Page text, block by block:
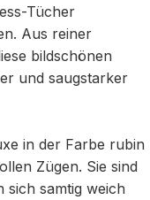
Tücher
Aus reiner
bildschönen
und saugstarker
in der Farbe rubin
Zügen. Sie sind
sich samtig weich